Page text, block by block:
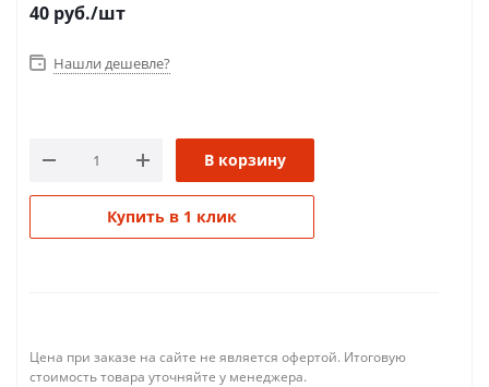
40 руб./шт
Нашли дешевле?
В корзину
Купить в 1 клик
Цена при заказе на сайте не является офертой. Итоговую
стоимость товара уточняйте у менеджера.